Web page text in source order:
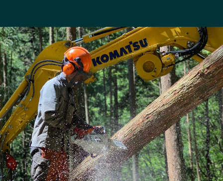
奈良エリア
和歌山エリア
鳥取エリア
島根エリア
岡山エリア
広島エリア
山口エリア
徳島エリア
香川エリア
愛媛エリア
高知エリア
福岡エリア
佐賀エリア
長崎エリア
熊本エリア
大分エリア
宮崎エリア
鹿児島エリア
沖縄エリア